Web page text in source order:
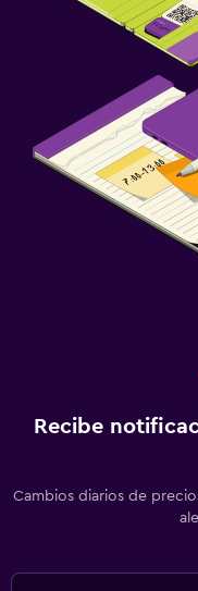
Recibe
Cambios diarios de